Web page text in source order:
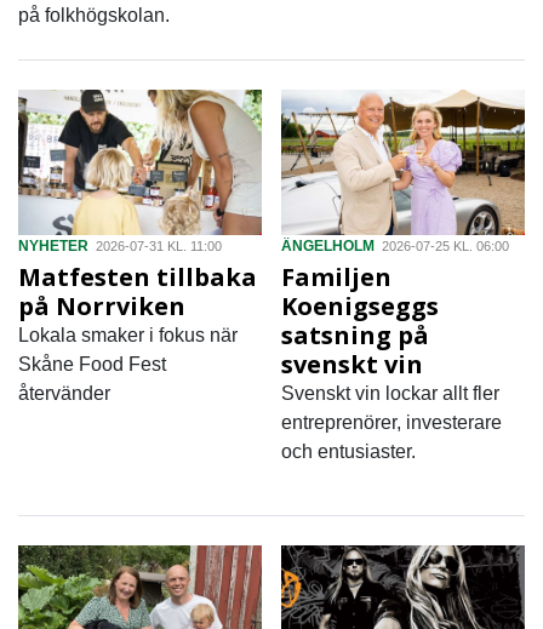
på folkhögskolan.
NYHETER 2026-07-31 KL. 11:00
Matfesten tillbaka
på Norrviken
Lokala smaker i fokus när
Skåne Food Fest
återvänder
ÄNGELHOLM 2026-07-25 KL. 06:00
Familjen
Koenigseggs
satsning på
svenskt vin
Svenskt vin lockar allt fler
entreprenörer, investerare
och entusiaster.